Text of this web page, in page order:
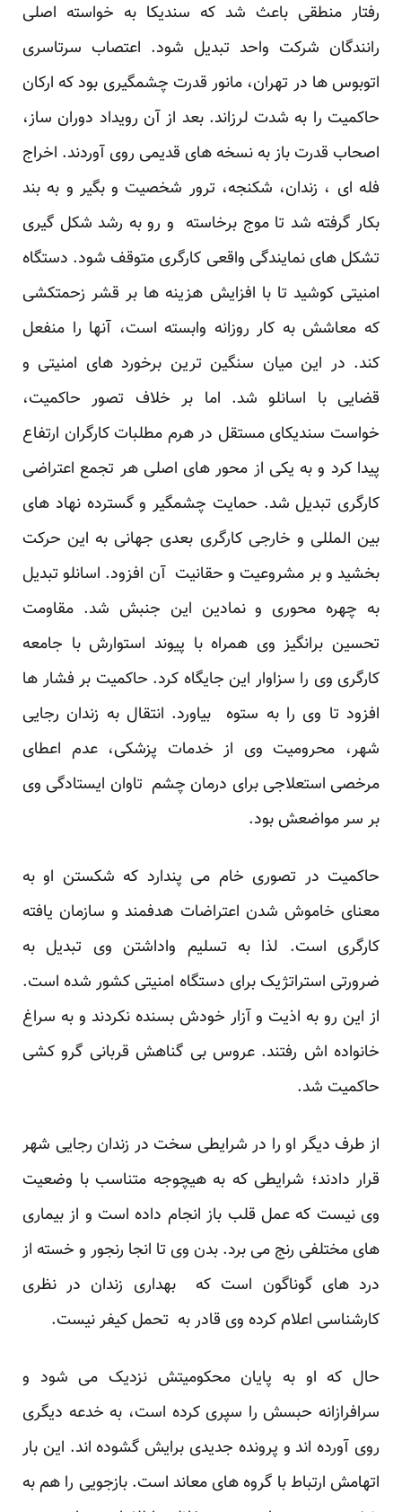
رفتار منطقی باعث شد که سندیکا به خواسته اصلی
رانندگان شرکت واحد تبدیل شود. اعتصاب سرتاسری
اتوبوس ها در تهران، مانور قدرت چشمگیری بود که ارکان
حاکمیت را به شدت لرزاند. بعد از آن رویداد دوران ساز،
اصحاب قدرت باز به نسخه های قدیمی روی آوردند. اخراج
فله ای ، زندان، شکنجه، ترور شخصیت و بگیر و به بند
بکار گرفته شد تا موج برخاسته و رو به رشد شکل گیری
تشکل های نمایندگی واقعی کارگری متوقف شود. دستگاه
امنیتی کوشید تا با افزایش هزینه ها بر قشر زحمتکشی
که معاشش به کار روزانه وابسته است، آنها را منفعل
کند. در این میان سنگین ترین برخورد های امنیتی و
قضایی با اسانلو شد. اما بر خلاف تصور حاکمیت،
خواست سندیکای مستقل در هرم مطلبات کارگران ارتفاع
پیدا کرد و به یکی از محور های اصلی هر تجمع اعتراضی
کارگری تبدیل شد. حمایت چشمگیر و گسترده نهاد های
بین المللی و خارجی کارگری بعدی جهانی به این حرکت
بخشید و بر مشروعیت و حقانیت آن افزود. اسانلو تبدیل
به چهره محوری و نمادین این جنبش شد. مقاومت
تحسین برانگیز وی همراه با پیوند استوارش با جامعه
کارگری وی را سزاوار این جایگاه کرد. حاکمیت بر فشار ها
افزود تا وی را به ستوه بیاورد. انتقال به زندان رجایی
شهر، محرومیت وی از خدمات پزشکی، عدم اعطای
مرخصی استعلاجی برای درمان چشم تاوان ایستادگی وی
بر سر مواضعش بود.
حاکمیت در تصوری خام می پندارد که شکستن او به
معنای خاموش شدن اعتراضات هدفمند و سازمان یافته
کارگری است. لذا به تسلیم واداشتن وی تبدیل به
ضرورتی استراتژیک برای دستگاه امنیتی کشور شده است.
از این رو به اذیت و آزار خودش بسنده نکردند و به سراغ
خانواده اش رفتند. عروس بی گناهش قربانی گرو کشی
حاکمیت شد.
از طرف دیگر او را در شرایطی سخت در زندان رجایی شهر
قرار دادند؛ شرایطی که به هیچوجه متناسب با وضعیت
وی نیست که عمل قلب باز انجام داده است و از بیماری
های مختلفی رنج می برد. بدن وی تا انجا رنجور و خسته از
درد های گوناگون است که بهداری زندان در نظری
کارشناسی اعلام کرده وی قادر به تحمل کیفر نیست.
حال که او به پایان محکومیتش نزدیک می شود و
سرافرازانه حبسش را سپری کرده است، به خدعه دیگری
روی آورده اند و پرونده جدیدی برایش گشوده اند. این بار
اتهامش ارتباط با گروه های معاند است. بازجویی را هم به